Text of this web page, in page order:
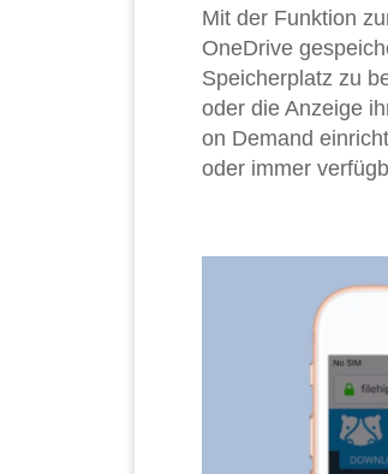
Mit der Funktion
OneDrive
Speicherplatz zu
oder die Anzeige
on Demand
oder immer